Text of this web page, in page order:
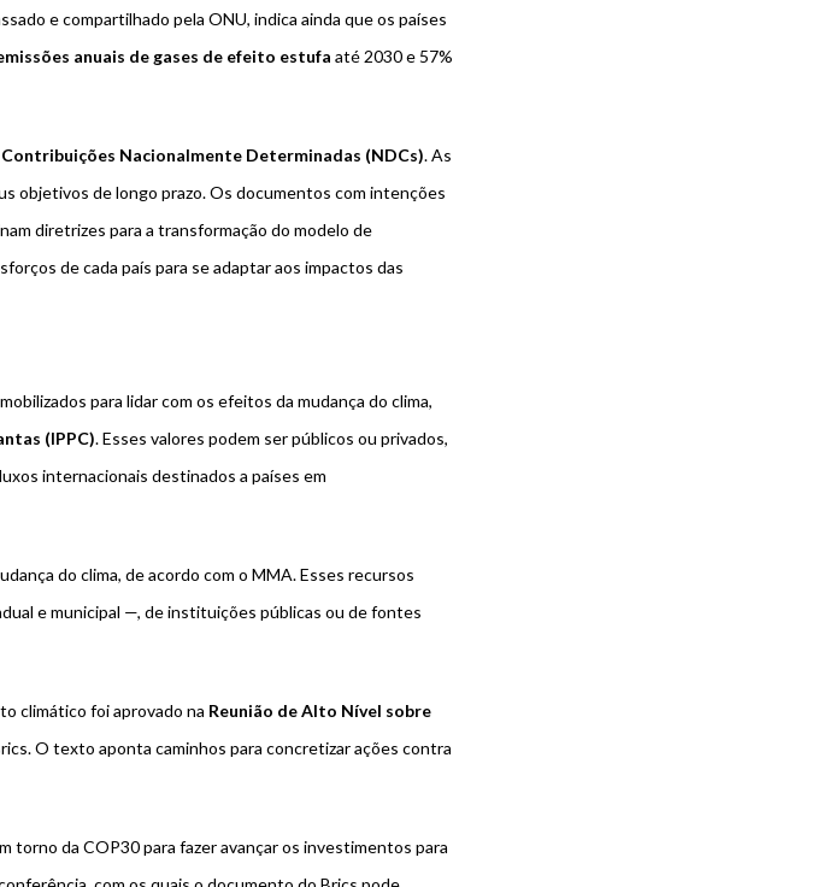
e compartilhado pela ONU, indica ainda que os países
anuais de gases de efeito estufa até 2030 e 57%
Contribuições Nacionalmente Determinadas (NDCs). As
objetivos de longo prazo. Os documentos com intenções
diretrizes para a transformação do modelo de
de cada país para se adaptar aos impactos das
para lidar com os efeitos da mudança do clima,
(IPPC). Esses valores podem ser públicos ou privados,
internacionais destinados a países em
do clima, de acordo com o MMA. Esses recursos
e municipal —, de instituições públicas ou de fontes
climático foi aprovado na Reunião de Alto Nível sobre
. O texto aponta caminhos para concretizar ações contra
da COP30 para fazer avançar os investimentos para